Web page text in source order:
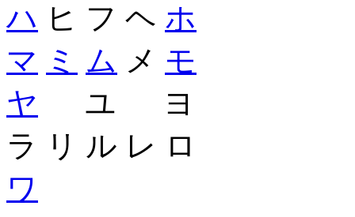
ハ ヒ フ ヘ ホ
マ ミ ム メ モ
ヤ ユ ヨ
ラ リ ル レ ロ
ワ